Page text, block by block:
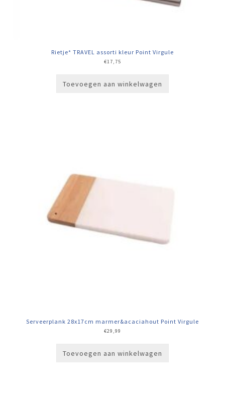
Rietje* TRAVEL assorti kleur Point Virgule
€17,75
Toevoegen aan winkelwagen
Serveerplank 28x17cm marmer&acaciahout Point Virgule
€29,99
Toevoegen aan winkelwagen